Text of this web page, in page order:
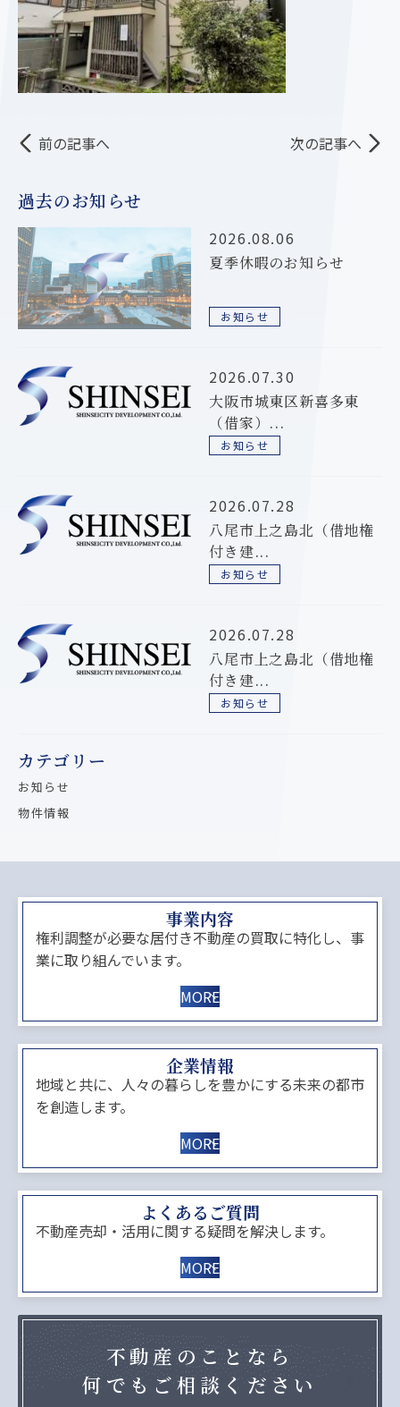
前の記事へ 次の記事へ
過去のお知らせ
2026.08.06
夏季休暇のお知らせ
お知らせ
2026.07.30
大阪市城東区新喜多東
（借家）...
お知らせ
2026.07.28
八尾市上之島北（借地権
付き建...
お知らせ
2026.07.28
八尾市上之島北（借地権
付き建...
お知らせ
カテゴリー
お知らせ
物件情報
事業内容
権利調整が必要な居付き不動産の買取に特化し、事
業に取り組んでいます。
MORE
企業情報
地域と共に、人々の暮らしを豊かにする未来の都市
を創造します。
MORE
よくあるご質問
不動産売却・活用に関する疑問を解決します。
MORE
不動産のことなら
何でもご相談ください